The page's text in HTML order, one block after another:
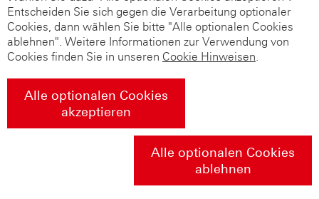
Entscheiden Sie sich gegen die Verarbeitung optionaler
Cookies, dann wählen Sie bitte "Alle optionalen Cookies
ablehnen". Weitere Informationen zur Verwendung von
Cookies finden Sie in unseren Cookie Hinweisen.
Alle optionalen Cookies
akzeptieren
Alle optionalen Cookies
ablehnen